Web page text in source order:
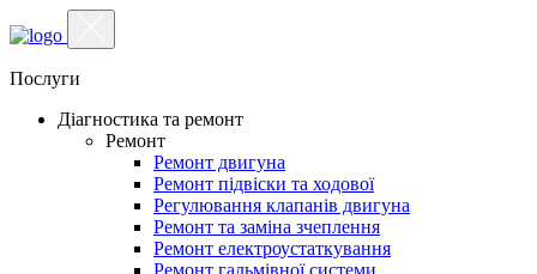
Послуги
Діагностика та ремонт
Ремонт
Ремонт двигуна
Ремонт підвіски та ходової
Регулювання клапанів двигуна
Ремонт та заміна зчеплення
Ремонт електроустаткування
Ремонт гальмівної системи